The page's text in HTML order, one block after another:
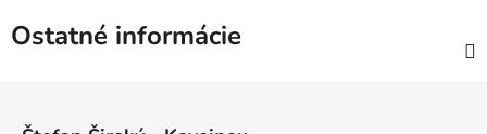
Ostatné informácie